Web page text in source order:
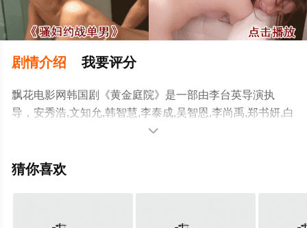
剧情介绍 我要评分
飘花电影网韩国剧《黄金庭院》是一部由李台英导演执
导，安秀浩,文知允,韩智慧,李泰成,吴智恩,李尚禹,郑书妍,白
承姬,李雅拉,李夏恩等演员精彩演绎的韩国电视剧，大结局
版电视剧全集就上飘花影院，热播电视剧提前免费观看，

猜你喜欢